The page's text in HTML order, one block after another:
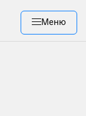
Меню